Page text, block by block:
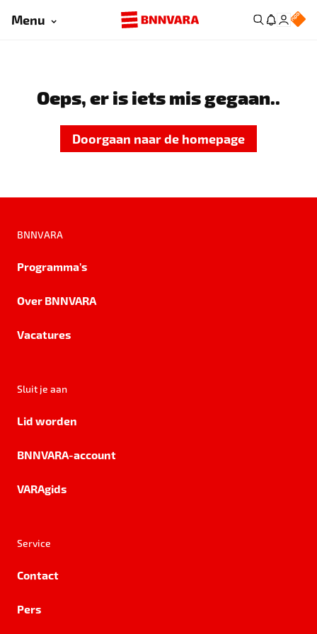
Menu
Oeps, er is iets mis gegaan..
Doorgaan naar de homepage
BNNVARA
Programma's
Over BNNVARA
Vacatures
Sluit je aan
Lid worden
BNNVARA-account
VARAgids
Service
Contact
Pers